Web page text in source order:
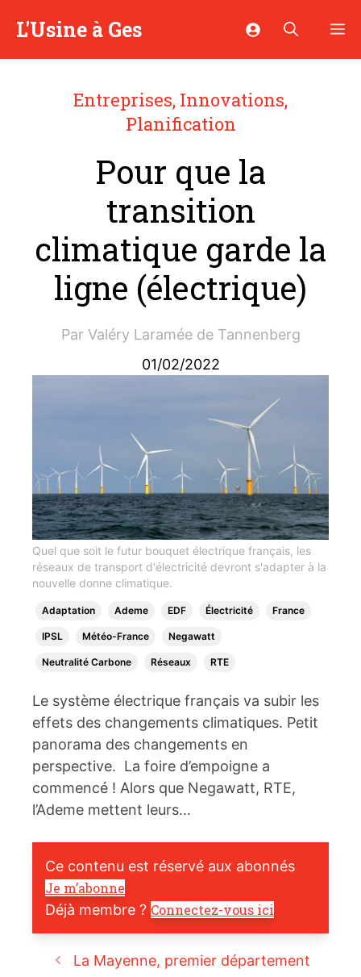
L'Usine à Ges
Entreprises, Innovations,
Planification
Pour que la
transition
climatique garde la
ligne (électrique)
Par Valéry Laramée de Tannenberg
01/02/2022
Quel que soit le futur bouquet électrique français, les
réseaux de transport d'électricité devront s'adapter à la
nouvelle donne climatique.
Adaptation Ademe EDF Électricité France
IPSL Météo-France Negawatt
Neutralité Carbone Réseaux RTE
Le système électrique français va subir les
effets des changements climatiques. Petit
panorama des changements en
perspective. La foire d’empoigne a
commencé ! Alors que Negawatt, RTE,
l’Ademe mettent leurs…
Ce contenu est réservé aux abonnés
Je m’abonne
Déjà membre ? Connectez-vous ici
La Mayenne, premier département